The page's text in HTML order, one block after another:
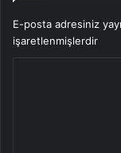
E-posta adresiniz
işaretlenmişlerdir